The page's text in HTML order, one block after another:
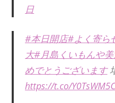
日
#本日開店#よく寄ら
大#月島くいもんや
めでとうございます
https://t.co/